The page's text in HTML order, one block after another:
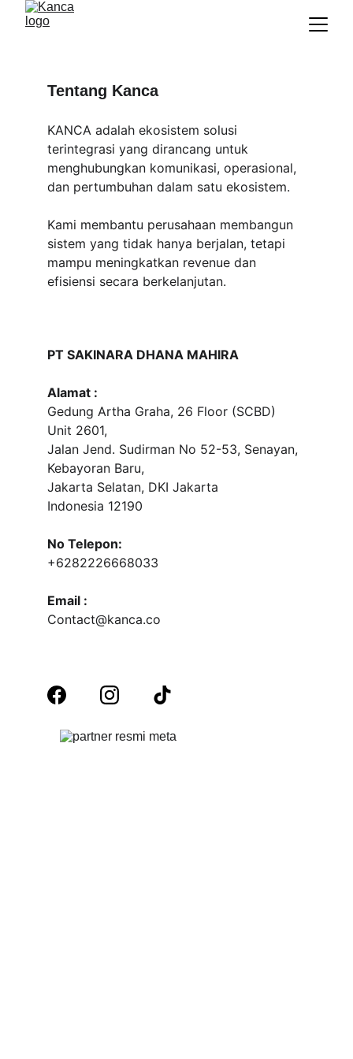
Tentang Kanca
KANCA adalah ekosistem solusi
terintegrasi yang dirancang untuk
menghubungkan komunikasi, operasional,
dan pertumbuhan dalam satu ekosistem.
Kami membantu perusahaan membangun
sistem yang tidak hanya berjalan, tetapi
mampu meningkatkan revenue dan
efisiensi secara berkelanjutan.
PT SAKINARA DHANA MAHIRA
Alamat :
Gedung Artha Graha, 26 Floor (SCBD)
Unit 2601,
Jalan Jend. Sudirman No 52-53, Senayan,
Kebayoran Baru,
Jakarta Selatan, DKI Jakarta
Indonesia 12190
No Telepon:
+6282226668033
Email :
Contact@kanca.co